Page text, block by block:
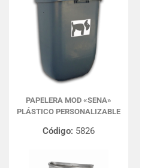
PAPELERA MOD «SENA»
PLÁSTICO PERSONALIZABLE
Código: 5826